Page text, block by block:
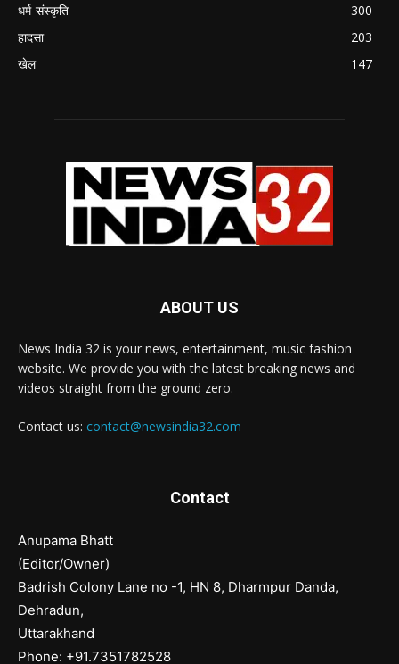
धर्म-संस्कृति
300
हादसा
203
खेल
147
ABOUT US
News India 32 is your news, entertainment, music fashion
website. We provide you with the latest breaking news and
videos straight from the ground zero.
Contact us: contact@newsindia32.com
Contact
Anupama Bhatt
(Editor/Owner)
Badrish Colony Lane no -1, HN 8, Dharmpur Danda,
Dehradun,
Uttarakhand
Phone: +91.7351782528